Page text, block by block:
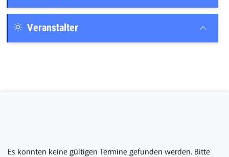
Veranstalter
Es konnten keine gültigen Termine gefunden werden. Bitte